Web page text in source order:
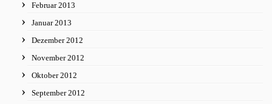
Februar 2013
Januar 2013
Dezember 2012
November 2012
Oktober 2012
September 2012